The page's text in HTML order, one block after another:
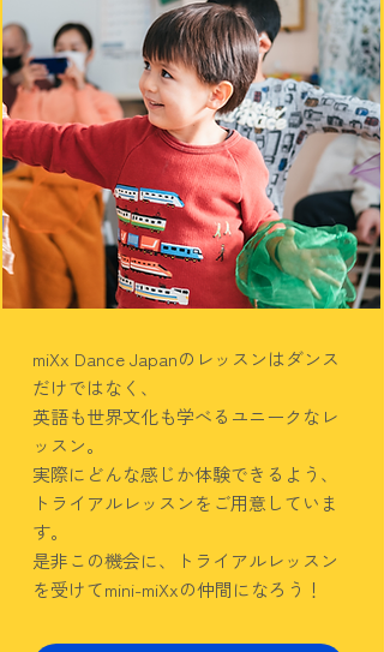
miXx Dance Japanのレッスンはダンス
だけではなく、
英語も世界文化も学べるユニークなレ
ッスン。
実際にどんな感じか体験できるよう、
トライアルレッスンをご用意していま
す。
是非この機会に、トライアルレッスン
を受けてmini-miXxの仲間になろう！